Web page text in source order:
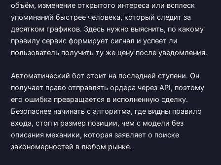
объём, изменение открытого интереса или всплеск
упоминаний быстрее человека, который следит за
десятком графиков. Здесь нужно выяснить, по какому
правилу сервис формирует сигнал и успеет ли
пользователь получить ту же цену после уведомления.
Автоматический бот стоит на последней ступени. Он
получает право отправлять ордера через API, поэтому
его ошибка превращается в исполненную сделку.
Безопаснее начинать с алгоритма, где видны правило
входа, стоп и размер позиции, чем с модели без
описания механики, которая заявляет о поиске
закономерностей в любом рынке.